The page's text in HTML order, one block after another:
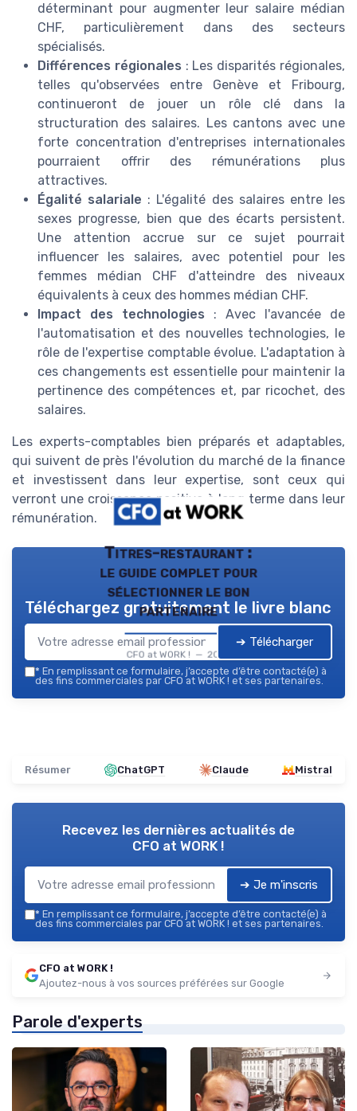
déterminant pour augmenter leur salaire médian
CHF, particulièrement dans des secteurs
spécialisés.
Différences régionales : Les disparités régionales,
telles qu'observées entre Genève et Fribourg,
continueront de jouer un rôle clé dans la
structuration des salaires. Les cantons avec une
forte concentration d'entreprises internationales
pourraient offrir des rémunérations plus
attractives.
Égalité salariale : L'égalité des salaires entre les
sexes progresse, bien que des écarts persistent.
Une attention accrue sur ce sujet pourrait
influencer les salaires, avec potentiel pour les
femmes médian CHF d'atteindre des niveaux
équivalents à ceux des hommes médian CHF.
Impact des technologies : Avec l'avancée de
l'automatisation et des nouvelles technologies, le
rôle de l'expertise comptable évolue. L'adaptation à
ces changements est essentielle pour maintenir la
pertinence des compétences et, par ricochet, des
salaires.
Les experts-comptables bien préparés et adaptables,
qui suivent de près l'évolution du marché de la finance
et investissent dans leur expertise, sont ceux qui
verront une croissance positive à long terme dans leur
rémunération.
Titres-restaurant :
le guide complet pour
sélectionner le bon
partenaire
CFO at WORK ! — 2026
Téléchargez gratuitement le livre blanc
➔ Télécharger
* En remplissant ce formulaire, j’accepte d’être contacté(e) à
des fins commerciales par CFO at WORK ! et ses partenaires.
Résumer ChatGPT Claude Mistral
Recevez les dernières actualités de
CFO at WORK !
➔ Je m'inscris
* En remplissant ce formulaire, j’accepte d’être contacté(e) à
des fins commerciales par CFO at WORK ! et ses partenaires.
CFO at WORK !
Ajoutez-nous à vos sources préférées sur Google
Parole d'experts